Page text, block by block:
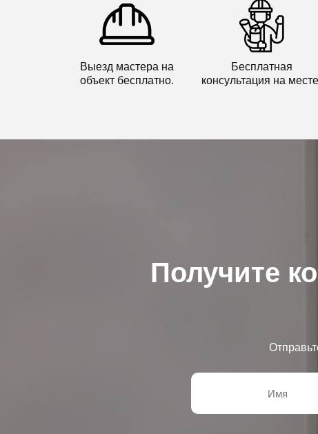
Выезд мастера на
объект бесплатно.
Бесплатная
консультация на
Получите